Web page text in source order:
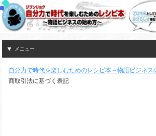
メニュー
自分力で時代を楽しむためのレシピ本～物語ビジネス
商取引法に基づく表記